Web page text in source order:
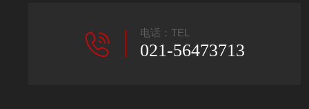
电话：TEL
021-56473713